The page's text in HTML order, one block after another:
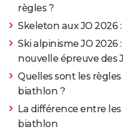
règles ?
Skeleton aux JO 2026
Ski alpinisme JO 2026
nouvelle épreuve des
Quelles sont les
biathlon ?
La différence entre
biathlon